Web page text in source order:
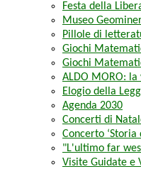
Festa della
Museo
Pillole di
Giochi
Giochi
ALDO MORO:
Elogio della
Agenda 2030
Concerti di
Concerto
"L'ultimo far
Visite Guidate e